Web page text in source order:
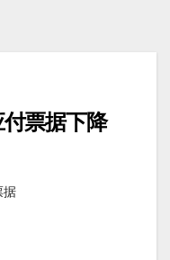
票据下降
据